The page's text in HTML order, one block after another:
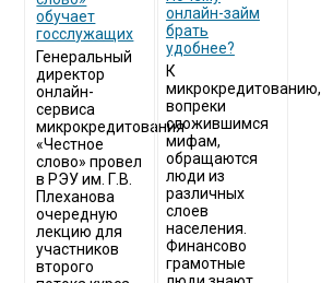
обучает
госслужащих
Генеральный
директор
онлайн-
сервиса
микрокредитования
«Честное
слово» провел
в РЭУ им. Г.В.
Плеханова
очередную
лекцию для
участников
второго
онлайн-займ
брать
удобнее?
К
микрокредитованию,
вопреки
сложившимся
мифам,
обращаются
люди из
различных
слоев
населения.
Финансово
грамотные